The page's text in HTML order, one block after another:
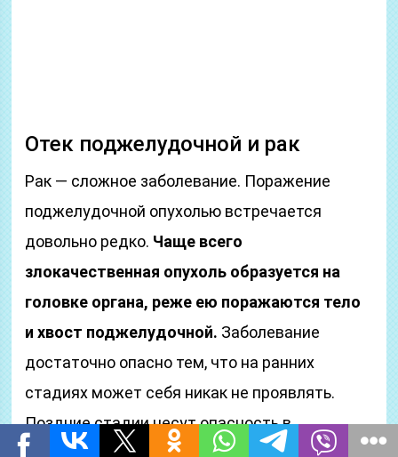
Отек поджелудочной и рак
Рак — сложное заболевание. Поражение
поджелудочной опухолью встречается
довольно редко. Чаще всего
злокачественная опухоль образуется на
головке органа, реже ею поражаются тело
и хвост поджелудочной. Заболевание
достаточно опасно тем, что на ранних
стадиях может себя никак не проявлять.
Поздние стадии несут опасность в
распространении зараженных раковых